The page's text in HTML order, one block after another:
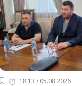
18:13 / 05.08.2026